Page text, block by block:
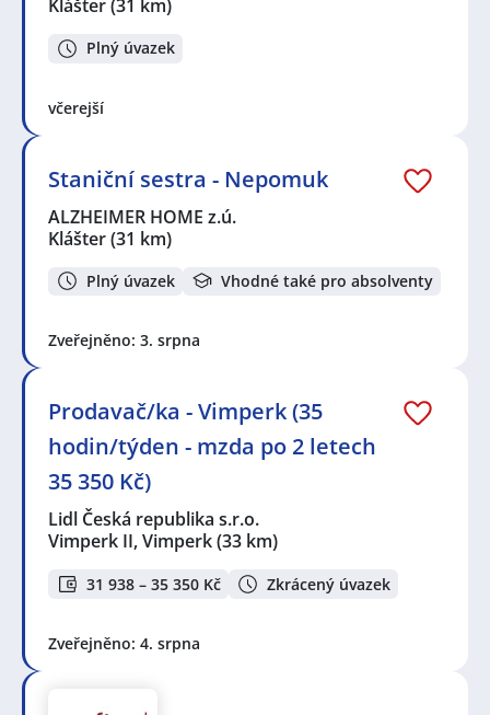
Klášter(31 km)
Plný úvazek
včerejší
Staniční sestra - Nepomuk
ALZHEIMER HOME z.ú.
Klášter(31 km)
Plný úvazek Vhodné také pro absolventy
Zveřejněno: 3. srpna
Prodavač/ka - Vimperk (35
hodin/týden - mzda po 2 letech
35 350 Kč)
Lidl Česká republika s.r.o.
Vimperk II, Vimperk(33 km)
31 938 – 35 350 Kč Zkrácený úvazek
Zveřejněno: 4. srpna